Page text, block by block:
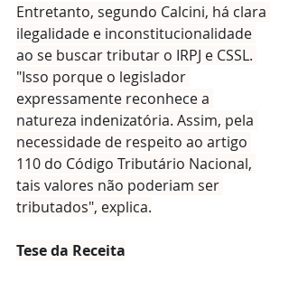
Entretanto, segundo Calcini, há clara
ilegalidade e inconstitucionalidade
ao se buscar tributar o IRPJ e CSSL.
"Isso porque o legislador
expressamente reconhece a
natureza indenizatória. Assim, pela
necessidade de respeito ao artigo
110 do Código Tributário Nacional,
tais valores não poderiam ser
tributados", explica.
Tese da Receita